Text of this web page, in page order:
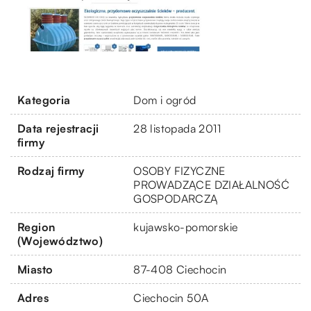
Kategoria Dom i ogród
Data rejestracji
firmy
28 listopada 2011
Rodzaj firmy
OSOBY FIZYCZNE
PROWADZĄCE DZIAŁALNOŚĆ
GOSPODARCZĄ
Region
(Województwo)
kujawsko-pomorskie
Miasto 87-408 Ciechocin
Adres Ciechocin 50A